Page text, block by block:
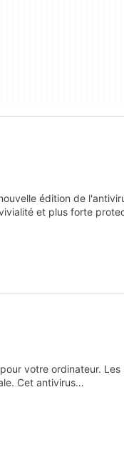
édition de
et plus forte
votre ordinateur.
Cet antivirus…